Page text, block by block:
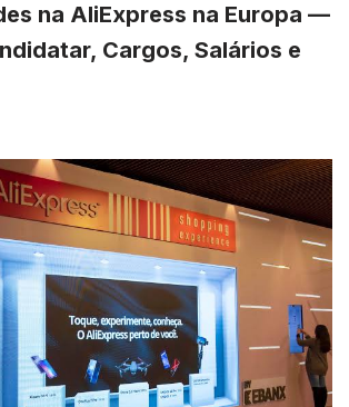
na AliExpress na Europa —
Cargos, Salários e